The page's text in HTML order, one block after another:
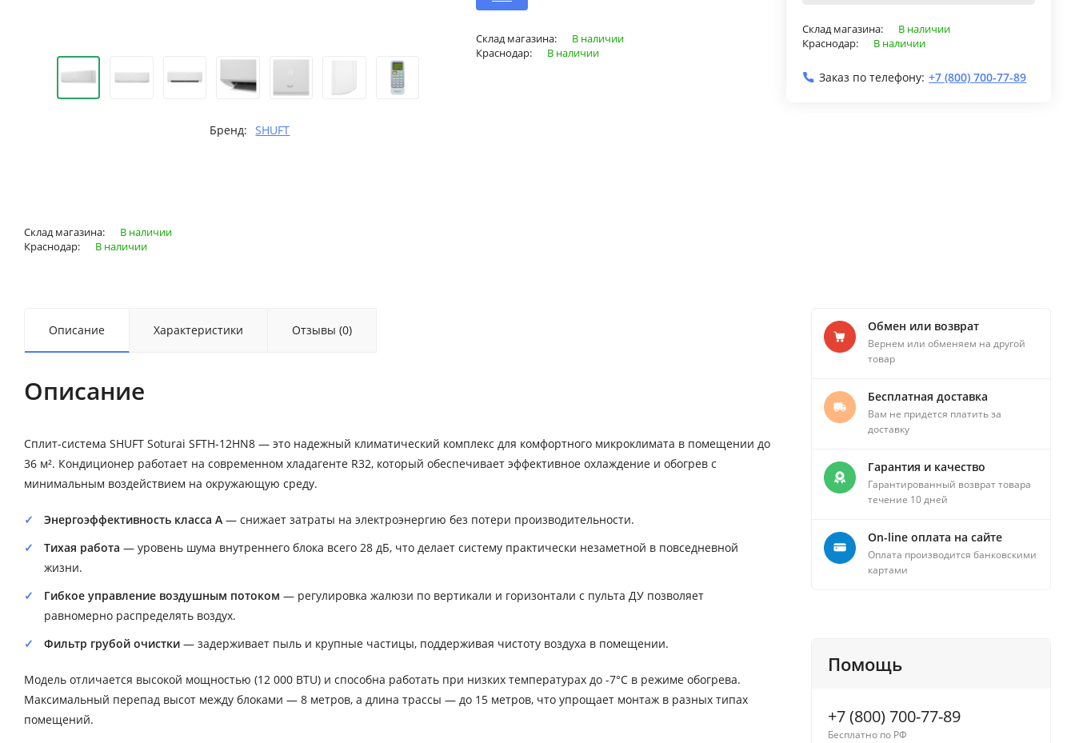
Бренд: SHUFT
Склад магазина:
В наличии
Краснодар:
В наличии
Склад магазина:
В наличии
Краснодар:
В наличии
Заказ по телефону: +7 (800) 700-77-89
Склад магазина:
В наличии
Краснодар:
В наличии
Описание Характеристики Отзывы (0)
Описание
Сплит-система SHUFT Soturai SFTH-12HN8 — это надежный климатический комплекс для комфортного микроклимата в помещении до
36 м². Кондиционер работает на современном хладагенте R32, который обеспечивает эффективное охлаждение и обогрев с
минимальным воздействием на окружающую среду.
Энергоэффективность класса A — снижает затраты на электроэнергию без потери производительности.
Тихая работа — уровень шума внутреннего блока всего 28 дБ, что делает систему практически незаметной в повседневной
жизни.
Гибкое управление воздушным потоком — регулировка жалюзи по вертикали и горизонтали с пульта ДУ позволяет
равномерно распределять воздух.
Фильтр грубой очистки — задерживает пыль и крупные частицы, поддерживая чистоту воздуха в помещении.
Модель отличается высокой мощностью (12 000 BTU) и способна работать при низких температурах до -7°C в режиме обогрева.
Максимальный перепад высот между блоками — 8 метров, а длина трассы — до 15 метров, что упрощает монтаж в разных типах
помещений.
Обмен или возврат
Вернем или обменяем на другой
товар
Бесплатная доставка
Вам не придется платить за
доставку
Гарантия и качество
Гарантированный возврат товара
течение 10 дней
On-line оплата на сайте
Оплата производится банковскими
картами
Помощь
+7 (800) 700-77-89
Бесплатно по РФ